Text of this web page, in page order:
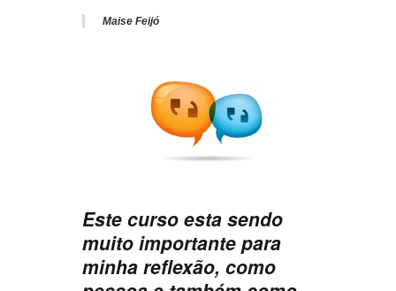
Maise Feijó
Este curso esta sendo
muito importante para
minha reflexão, como